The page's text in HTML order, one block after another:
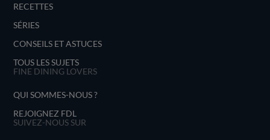
RECETTES
SÉRIES
CONSEILS ET ASTUCES
TOUS LES SUJETS
FINE DINING LOVERS
QUI SOMMES-NOUS ?
REJOIGNEZ FDL
SUIVEZ-NOUS SUR